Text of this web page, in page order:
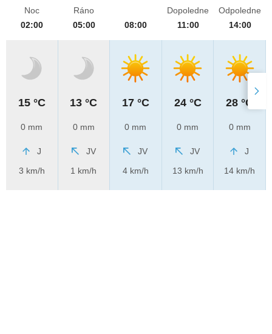
Noc
02:00
15 °C
0 mm
J
3 km/h
Ráno
05:00
13 °C
0 mm
JV
1 km/h
08:00
17 °C
0 mm
JV
4 km/h
Dopoledne
11:00
24 °C
0 mm
JV
13 km/h
Odpoledne
14:00
28 °C
0 mm
J
14 km/h